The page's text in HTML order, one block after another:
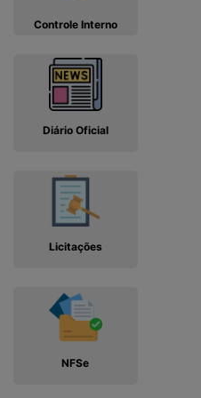
Controle Interno
Diário Oficial
Licitações
NFSe